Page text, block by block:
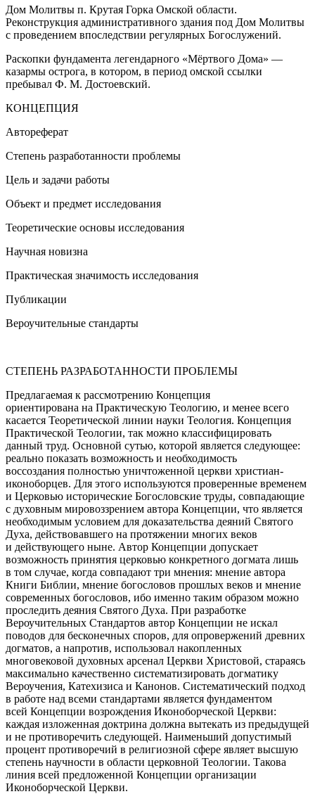
Дом Молитвы п. Крутая Горка Омской области.
Реконструкция административного здания под Дом Молитвы
с проведением впоследствии регулярных Богослужений.
Раскопки фундамента легендарного «Мёртвого Дома» —
казармы острога, в котором, в период омской ссылки
пребывал Ф. М. Достоевский.
КОНЦЕПЦИЯ
Автореферат
Степень разработанности проблемы
Цель и задачи работы
Объект и предмет исследования
Теоретические основы исследования
Научная новизна
Практическая значимость исследования
Публикации
Вероучительные стандарты
СТЕПЕНЬ РАЗРАБОТАННОСТИ ПРОБЛЕМЫ
Предлагаемая к рассмотрению Концепция
ориентирована на Практическую Теологию, и менее всего
касается Теоретической линии науки Теология. Концепция
Практической Теологии, так можно классифицировать
данный труд. Основной сутью, которой является следующее:
реально показать возможность и необходимость
воссоздания полностью уничтоженной церкви христиан-
иконоборцев. Для этого используются проверенные временем
и Церковью исторические Богословские труды, совпадающие
с духовным мировоззрением автора Концепции, что является
необходимым условием для доказательства деяний Святого
Духа, действовавшего на протяжении многих веков
и действующего ныне. Автор Концепции допускает
возможность принятия церковью конкретного догмата лишь
в том случае, когда совпадают три мнения: мнение автора
Книги Библии, мнение богословов прошлых веков и мнение
современных богословов, ибо именно таким образом можно
проследить деяния Святого Духа. При разработке
Вероучительных Стандартов автор Концепции не искал
поводов для бесконечных споров, для опровержений древних
догматов, а напротив, использовал накопленных
многовековой духовных арсенал Церкви Христовой, стараясь
максимально качественно систематизировать догматику
Вероучения, Катехизиса и Канонов. Систематический подход
в работе над всеми стандартами является фундаментом
всей Концепции возрождения Иконоборческой Церкви:
каждая изложенная доктрина должна вытекать из предыдущей
и не противоречить следующей. Наименьший допустимый
процент противоречий в религиозной сфере являет высшую
степень научности в области церковной Теологии. Такова
линия всей предложенной Концепции организации
Иконоборческой Церкви.